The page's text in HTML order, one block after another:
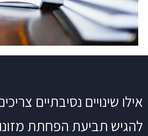
אילו שינויים נסיבתיים
להגיש תביעת הפחתת